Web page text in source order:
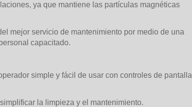
ya que mantiene las partículas magnéticas
mejor servicio de mantenimiento por medio de una
capacitado.
simple y fácil de usar con controles de pantalla
la limpieza y el mantenimiento.